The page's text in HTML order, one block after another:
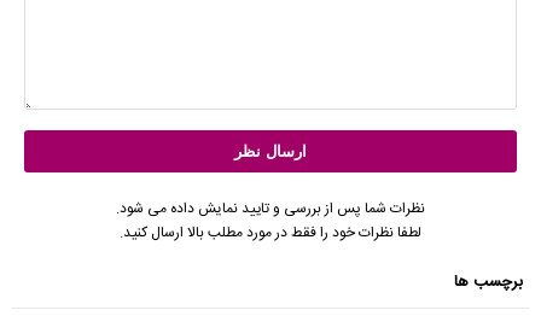
نظرات شما پس از بررسی و تایید نمایش داده می شود.
لطفا نظرات خود را فقط در مورد مطلب بالا ارسال کنید.
برچسب ها